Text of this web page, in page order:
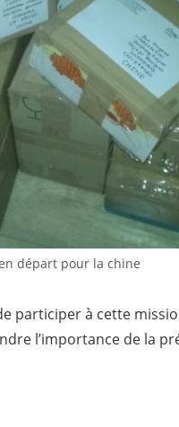
départ pour la chine
participer à cette
l’importance de la